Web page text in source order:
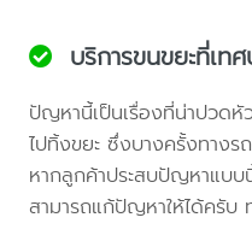
บริการขนขยะที่เท
ปัญหานี้เป็นเรื่องที่น่าปวด
ไปทิ้งขยะ ซึ่งบางครั้งทางรถ
หากลูกค้าประสบปัญหาแบบ
สามารถแก้ปัญหาให้ได้ครับ